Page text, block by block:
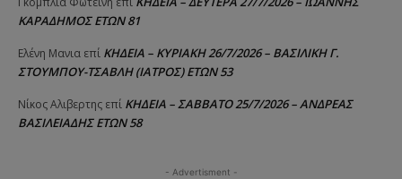
ΚΑΡΑΔΗΜΟΣ ΕΤΩΝ 81
Ελένη Μανια επί ΚΗΔΕΙΑ – ΚΥΡΙΑΚΗ 26/7/2026 – ΒΑΣΙΛΙΚΗ Γ.
ΣΤΟΥΜΠΟΥ-ΤΣΑΒΛΗ (ΙΑΤΡΟΣ) ΕΤΩΝ 53
Νίκος Αλιβερτης επί ΚΗΔΕΙΑ – ΣΑΒΒΑΤΟ 25/7/2026 – ΑΝΔΡΕΑΣ
ΒΑΣΙΛΕΙΑΔΗΣ ΕΤΩΝ 58
- Advertisment -